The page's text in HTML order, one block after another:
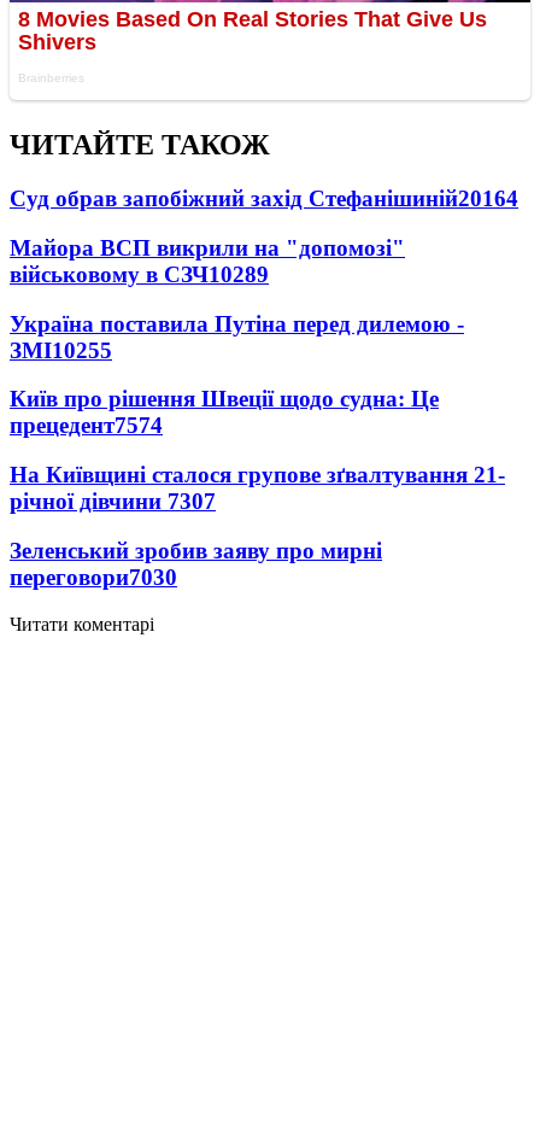
ЧИТАЙТЕ ТАКОЖ
Суд обрав запобіжний захід Стефанішиній20164
Майора ВСП викрили на "допомозі"
військовому в СЗЧ10289
Україна поставила Путіна перед дилемою -
ЗМІ10255
Київ про рішення Швеції щодо судна: Це
прецедент7574
На Київщині сталося групове зґвалтування 21-
річної дівчини 7307
Зеленський зробив заяву про мирні
переговори7030
Читати коментарі